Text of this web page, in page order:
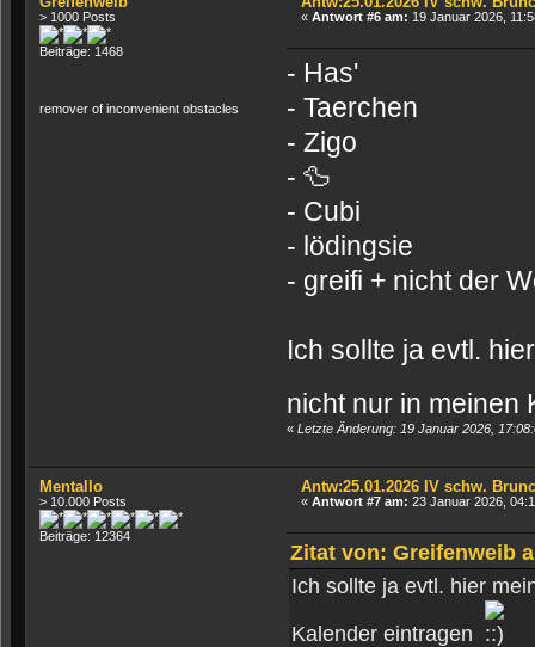
> 1000 Posts
Beiträge: 1468
remover of inconvenient obstacles
«Antwort #6 am: 19 Januar 2026,
- Has'
- Taerchen
- Zigo
- 🦆
- Cubi
- lödingsie
- greifi + nicht der
Ich sollte ja evtl.
nicht nur in
« Letzte Änderung: 19 Januar 2026,
Mentallo
> 10.000 Posts
Beiträge: 12364
Antw:25.01.2026 IV schw.
«Antwort #7 am: 23 Januar 2026,
Zitat von: Greifenweib
Ich sollte ja evtl. hier
Kalender eintragen